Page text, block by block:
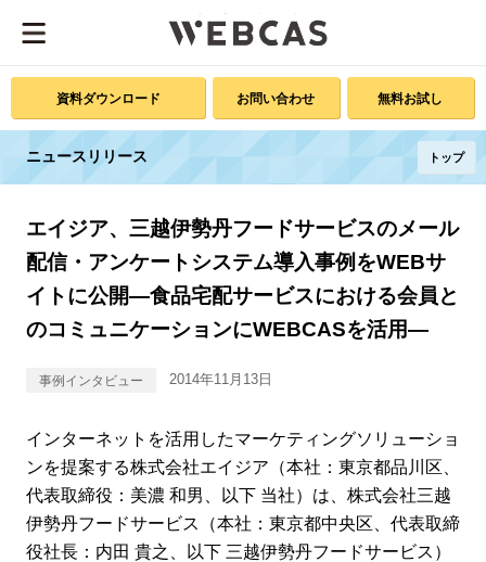
資料ダウンロード お問い合わせ 無料お試し
ニュースリリース トップ
エイジア、三越伊勢丹フードサービスのメール
配信・アンケートシステム導入事例をWEBサ
イトに公開―食品宅配サービスにおける会員と
のコミュニケーションにWEBCASを活用―
事例インタビュー 2014年11月13日
インターネットを活用したマーケティングソリューショ
ンを提案する株式会社エイジア（本社：東京都品川区、
代表取締役：美濃 和男、以下 当社）は、株式会社三越
伊勢丹フードサービス（本社：東京都中央区、代表取締
役社長：内田 貴之、以下 三越伊勢丹フードサービス）